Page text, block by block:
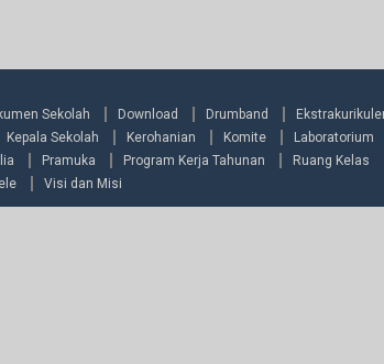
Sekolah Download Drumband
Kepala Sekolah Kerohanian Komite Laboratorium
Pramuka Program Kerja Tahunan Ruang Kelas
Visi dan Misi